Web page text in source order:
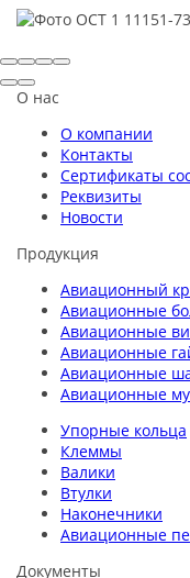
О нас
О компании
Контакты
Сертификаты
Реквизиты
Новости
Продукция
Авиационный
Авиационные
Авиационные
Авиационные
Авиационные
Авиационные
Упорные кольца
Клеммы
Валики
Втулки
Наконечники
Авиационные
Документы